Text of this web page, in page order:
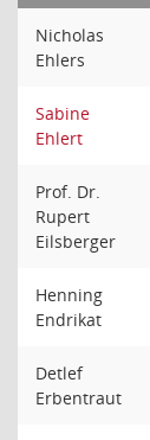
Nicholas
Ehlers
Sabine
Ehlert
Prof. Dr.
Rupert
Eilsberger
Henning
Endrikat
Detlef
Erbentraut